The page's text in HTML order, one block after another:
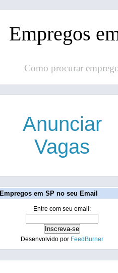
Empregos
Como procurar
Anunciar
Vagas
Empregos em SP no seu Email
Entre com seu email:
Desenvolvido por FeedBurner